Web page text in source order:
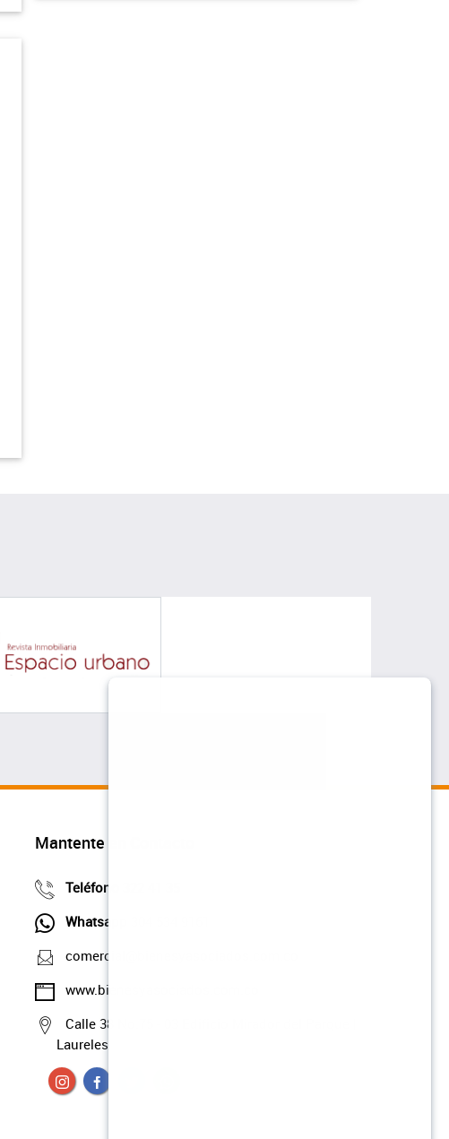
Mantente en Contacto
Teléfono
Whatsapp
comercial@bienesyasociados.com.co
www.bienesyasociados.com.co
Calle 38 No.75 - 03 Edificio Mirador del Parque |
Laureles